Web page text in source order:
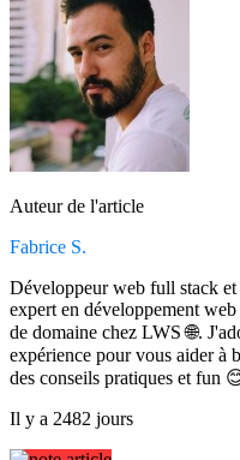
Auteur de l'article
Fabrice S.
Développeur web full stack
expert en développement
de domaine chez LWS 🌐.
expérience pour vous aider
des conseils pratiques et fun
Il y a 2482 jours